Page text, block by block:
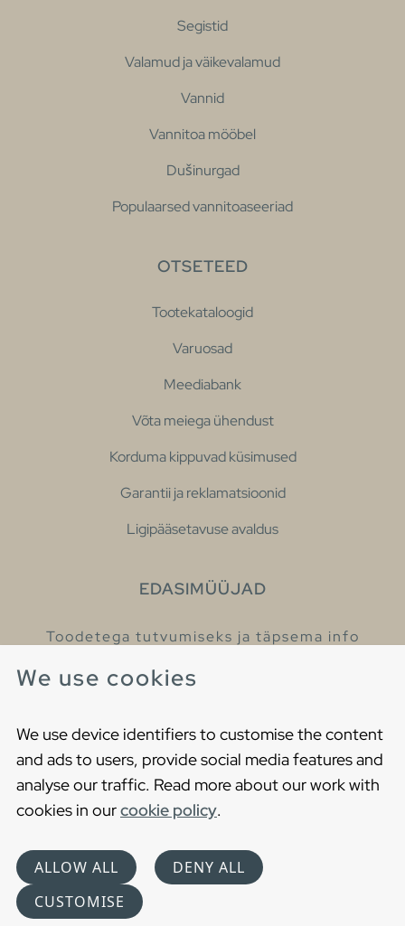
We use cookies
We use device identifiers to customise the content
and ads to users, provide social media features and
analyse our traffic. Read more about our work with
cookies in ourcookie policy.
ALLOW ALL
DENY ALL
CUSTOMISE
Segistid
Valamud ja väikevalamud
Vannid
Vannitoa mööbel
Dušinurgad
Populaarsed vannitoaseeriad
OTSETEED
Tootekataloogid
Varuosad
Meediabank
Võta meiega ühendust
Korduma kippuvad küsimused
Garantii ja reklamatsioonid
Ligipääsetavuse avaldus
EDASIMÜÜJAD
Toodetega tutvumiseks ja täpsema info
Cookies
Privaatsuspoliitika
Choose language